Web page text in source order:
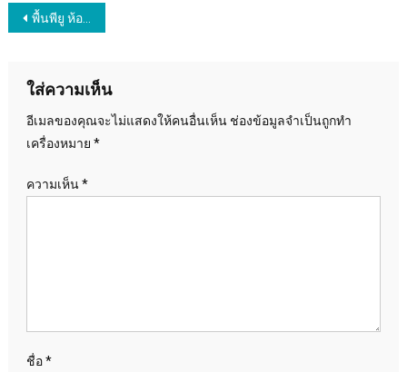
แนะแนว
พื้นพียู ห้องครัวร้านอาหาร เอ๊กทองหล่อ
ใส่ความเห็น
อีเมลของคุณจะไม่แสดงให้คนอื่นเห็น ช่องข้อมูลจำเป็นถูกทำ
เครื่องหมาย *
ความเห็น*
ชื่อ*